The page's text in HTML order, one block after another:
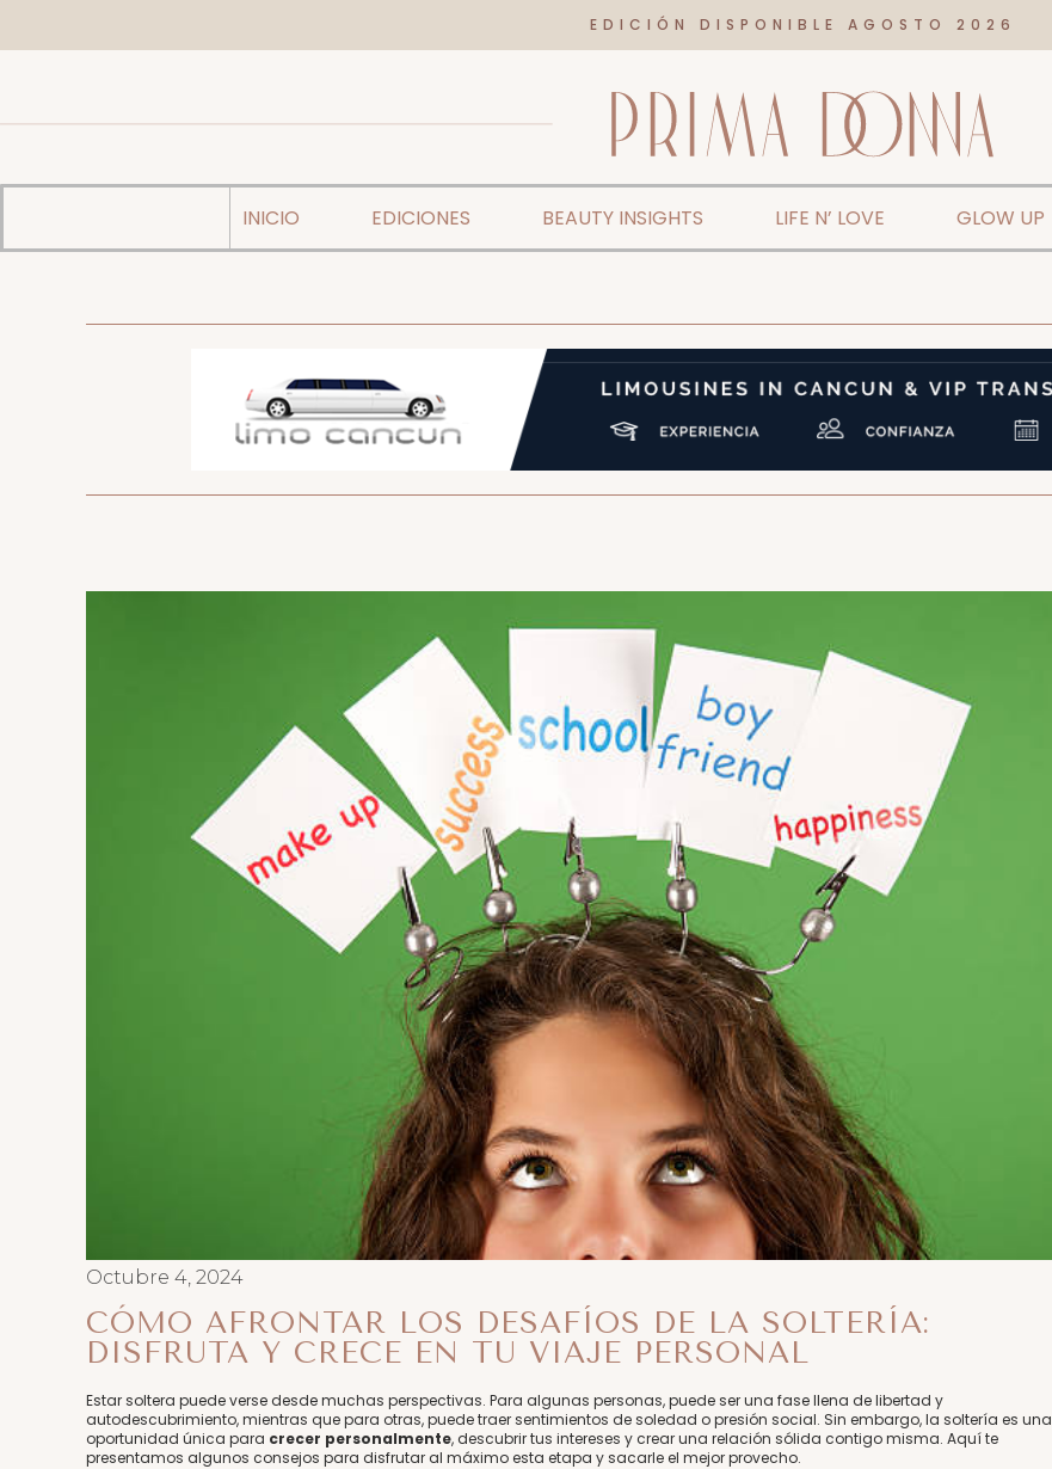
EDICIÓN DISPONIBLE AGOSTO 2026
INICIO EDICIONES BEAUTY INSIGHTS LIFE N’ LOVE GLOW UP
Octubre 4, 2024
CÓMO AFRONTAR LOS DESAFÍOS DE LA SOLTERÍA:
DISFRUTA Y CRECE EN TU VIAJE PERSONAL
Estar soltera puede verse desde muchas perspectivas. Para algunas personas, puede ser una fase llena de libertad y
autodescubrimiento, mientras que para otras, puede traer sentimientos de soledad o presión social. Sin embargo, la soltería es una
oportunidad única para crecer personalmente, descubrir tus intereses y crear una relación sólida contigo misma. Aquí te
presentamos algunos consejos para disfrutar al máximo esta etapa y sacarle el mejor provecho.